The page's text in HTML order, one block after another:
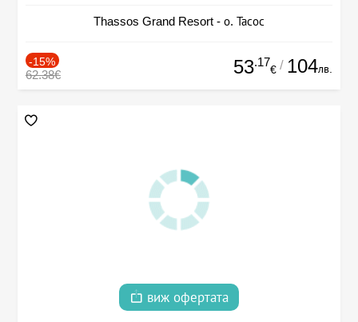
Thassos Grand Resort - о. Тасос
-15%
62.38€ 53.17
€ / 104лв.
виж офертата